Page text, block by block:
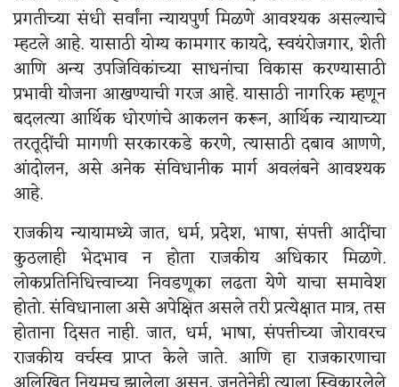
प्रगतीच्या संधी सर्वांना न्यायपुर्ण मिळणे आवश्यक असल्याचे
म्हटले आहे. यासाठी योग्य कामगार कायदे, स्वयंरोजगार, शेती
आणि अन्य उपजिविकांच्या साधनांचा विकास करण्यासाठी
प्रभावी योजना आखण्याची गरज आहे. यासाठी नागरिक म्हणून
बदलत्या आर्थिक धोरणांचे आकलन करून, आर्थिक न्यायाच्या
तरतूदींची मागणी सरकारकडे करणे, त्यासाठी दबाव आणणे,
आंदोलन, असे अनेक संविधानीक मार्ग अवलंबने आवश्यक
आहे.
राजकीय न्यायामध्ये जात, धर्म, प्रदेश, भाषा, संपत्ती आदींचा
कुठलाही भेदभाव न होता राजकीय अधिकार मिळणे.
लोकप्रतिनिधित्त्वाच्या निवडणूका लढता येणे याचा समावेश
होतो. संविधानाला असे अपेक्षित असले तरी प्रत्येक्षात मात्र, तस
होताना दिसत नाही. जात, धर्म, भाषा, संपत्तीच्या जोरावरच
राजकीय वर्चस्व प्राप्त केले जाते. आणि हा राजकारणाचा